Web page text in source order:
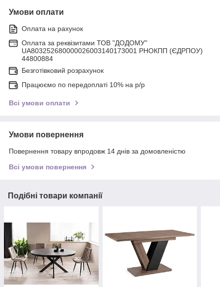
Умови оплати
Оплата на рахунок
Оплата за реквізитами ТОВ "ДОДОМУ"
UA803252680000026003140173001 РНОКПП (ЄДРПОУ)
44800884
Безготівковий розрахунок
Працюємо по передоплаті 10% на р/р
Всі умови оплати
Умови повернення
Повернення товару впродовж 14 днів за домовленістю
Всі умови повернення
Подібні товари компанії